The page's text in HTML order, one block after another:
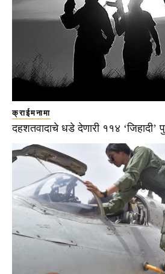
क्राईमनामा
दहशतवादाचे धडे देणारी ११४ ‘जिहादी’